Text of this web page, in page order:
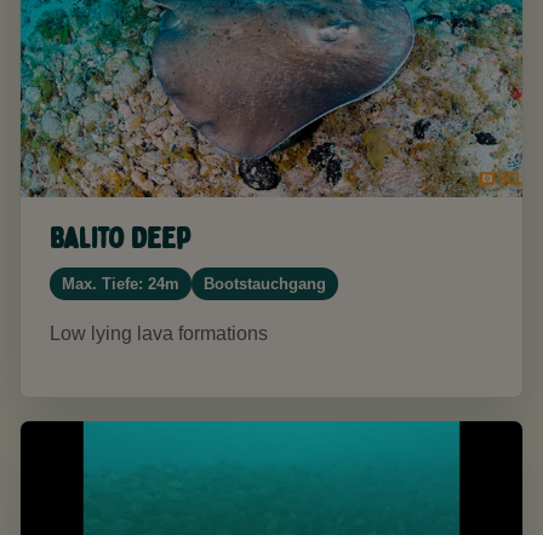
Balito Deep
Max. Tiefe: 24m Bootstauchgang
Low lying lava formations